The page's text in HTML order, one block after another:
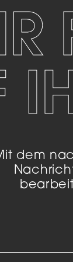
dem
Marketing
Marketing-